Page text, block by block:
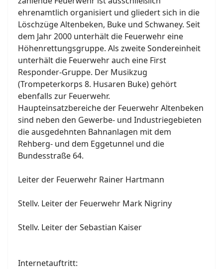
ehrenamtlich organisiert und gliedert sich in die
Löschzüge Altenbeken, Buke und Schwaney. Seit
dem Jahr 2000 unterhält die Feuerwehr eine
Höhenrettungsgruppe. Als zweite Sondereinheit
unterhält die Feuerwehr auch eine First
Responder-Gruppe. Der Musikzug
(Trompeterkorps 8. Husaren Buke) gehört
ebenfalls zur Feuerwehr.
Haupteinsatzbereiche der Feuerwehr Altenbeken
sind neben den Gewerbe- und Industriegebieten
die ausgedehnten Bahnanlagen mit dem
Rehberg- und dem Eggetunnel und die
Bundesstraße 64.
Leiter der Feuerwehr Rainer Hartmann
Stellv. Leiter der Feuerwehr Mark Nigriny
Stellv. Leiter der Sebastian Kaiser
Internetauftritt: